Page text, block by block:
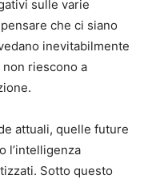
sulle varie
che ci siano
inevitabilmente
riescono a
attuali, quelle future
l’intelligenza
Sotto questo